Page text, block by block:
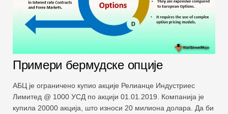
Примери бермудске опције
АБЦ је ограничено купио акције Релианце Индустриес
Лимитед @ 1000 УСД по акцији 01.01.2019. Компанија је
купила 20000 акција, што износи 20 милиона долара. Да би